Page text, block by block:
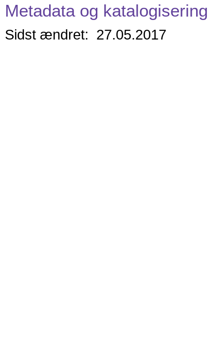
Metadata og katalogisering
Sidst ændret: 27.05.2017